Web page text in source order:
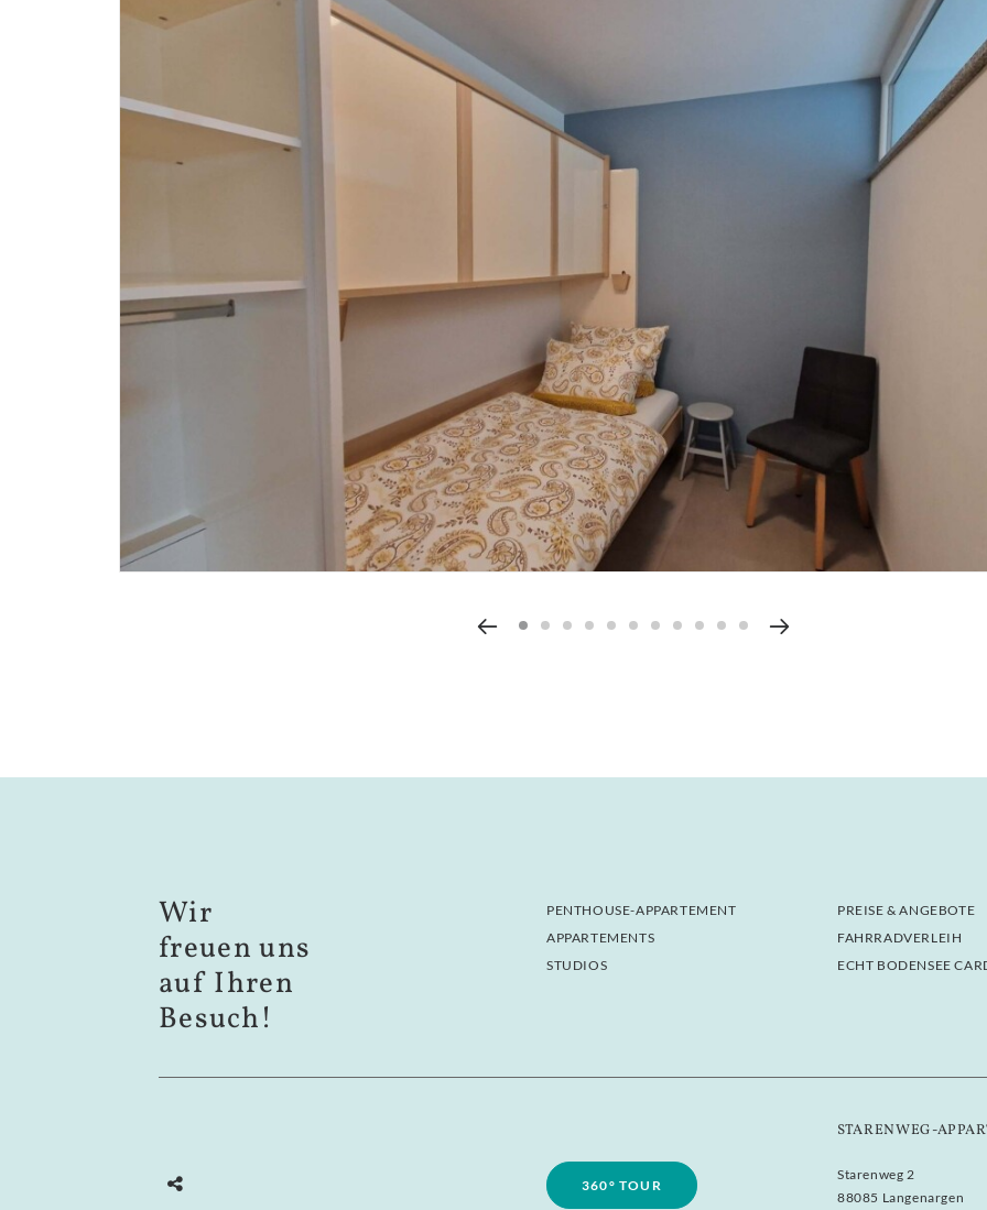
Wir
freuen uns
auf Ihren
Besuch!
PENTHOUSE-APPARTEMENT
APPARTEMENTS
STUDIOS
PREISE & ANGEBOTE
FAHRRADVERLEIH
ECHT BODENSEE
360° TOUR
STARENWEG-
Starenweg 2
88085 Langenargen